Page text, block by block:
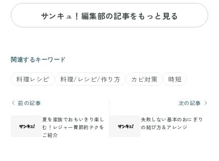
サンキュ！編集部の記事をもっと見る
関連するキーワード
料理レシピ 料理/レシピ/作り方 カビ対策 時短
前の記事
夏を家族でおもいきり楽し
む！レジャー費節約テクを
ご紹介
次の記事
失敗しない基本のおにぎり
の結び方＆アレンジ